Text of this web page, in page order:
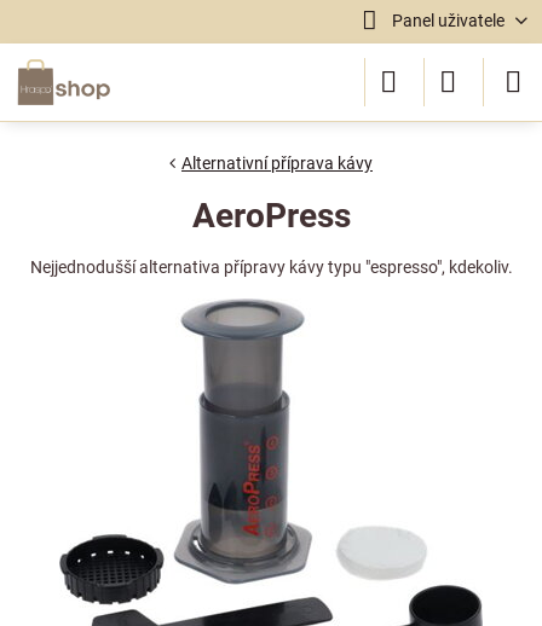
Panel uživatele
Alternativní příprava kávy
AeroPress
Nejjednodušší alternativa přípravy kávy typu "espresso", kdekoliv.